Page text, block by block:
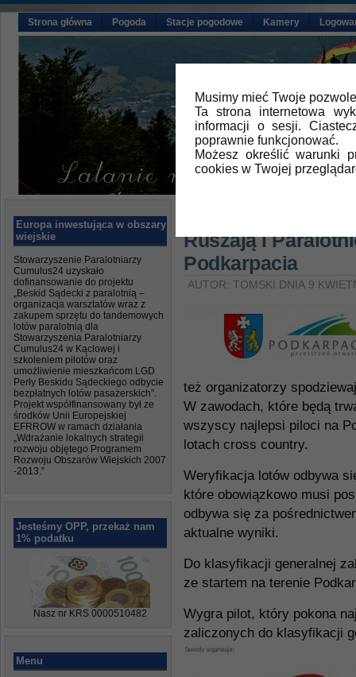
Musimy mieć Twoje
Ta strona internetowa
informacji o sesji.
poprawnie funkcjonować.
Możesz określić warunki
cookies w Twojej
Strona główna Pogoda Stacje pogodowe Kamery
Europa inwestująca w obszary
wiejskie
Stowarzyszenie Paralotniarzy
Cumulus24 uzyskało
dofinansowanie do projektu
„Beskid Sądecki z paralotnią –
organizacja warsztatów wraz z
zakupem sprzętu do tandemowych
lotów paralotnią dla
Stowarzyszenia Paralotniarzy
Cumulus24 w Kąclowej i
szkoleniem pilotów oraz
umożliwienie mieszkańcom LGD
Perły Beskidu Sądeckiego odbycie
bezpłatnych lotów pasażerskich”.
Projekt współfinansowany był ze
środków Unii Europejskiej
EFRROW w ramach działania
„Wdrażanie lokalnych strategii
rozwoju objętego Programem
Rozwoju Obszarów Wiejskich 2007
-2013.”
Jesteśmy OPP, przekaż nam
1% podatku
Nasz nr KRS 0000510482
Menu
Ruszają I
Podkarpacia
AUTOR: TOMSKI DNIA 9
też organizatorzy
W zawodach, które będą
wszyscy najlepsi piloci na
lotach cross country.
Weryfikacja lotów odbywa
które obowiązkowo musi
odbywa się za
aktualne wyniki.
Do klasyfikacji generalnej
ze startem na terenie
Wygra pilot, który pokona
zaliczonych do klasyfikacji